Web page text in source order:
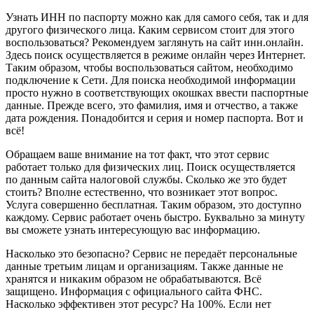
Узнать ИНН по паспорту можно как для самого себя, так и для
другого физического лица. Каким сервисом стоит для этого
воспользоваться? Рекомендуем заглянуть на сайт инн.онлайн.
Здесь поиск осуществляется в режиме онлайн через Интернет.
Таким образом, чтобы воспользоваться сайтом, необходимо
подключение к Сети. Для поиска необходимой информации
просто нужно в соответствующих окошках ввести паспортные
данные. Прежде всего, это фамилия, имя и отчество, а также
дата рождения. Понадобится и серия и номер паспорта. Вот и
всё!
Обращаем ваше внимание на тот факт, что этот сервис
работает только для физических лиц. Поиск осуществляется
по данным сайта налоговой службы. Сколько же это будет
стоить? Вполне естественно, что возникает этот вопрос.
Услуга совершенно бесплатная. Таким образом, это доступно
каждому. Сервис работает очень быстро. Буквально за минуту
вы сможете узнать интересующую вас информацию.
Насколько это безопасно? Сервис не передаёт персональные
данные третьим лицам и организациям. Также данные не
хранятся и никаким образом не обрабатываются. Всё
защищено. Информация с официального сайта ФНС.
Насколько эффективен этот ресурс? На 100%. Если нет